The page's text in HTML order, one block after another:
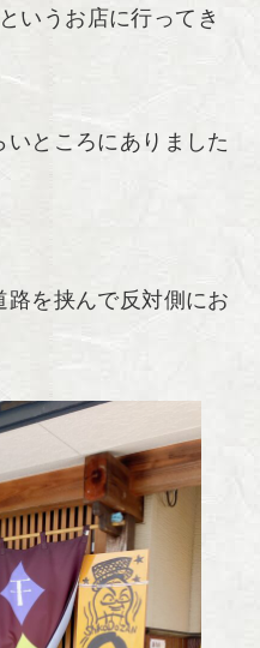
いうお店に行ってき
ところにありました
路を挟んで反対側にお